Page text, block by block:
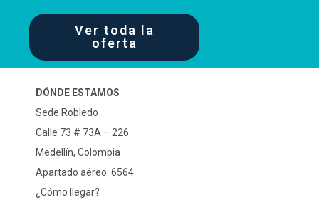
Ver toda la
oferta
DÓNDE ESTAMOS
Sede Robledo
Calle 73 # 73A – 226
Medellín, Colombia
Apartado aéreo: 6564
¿Cómo llegar?